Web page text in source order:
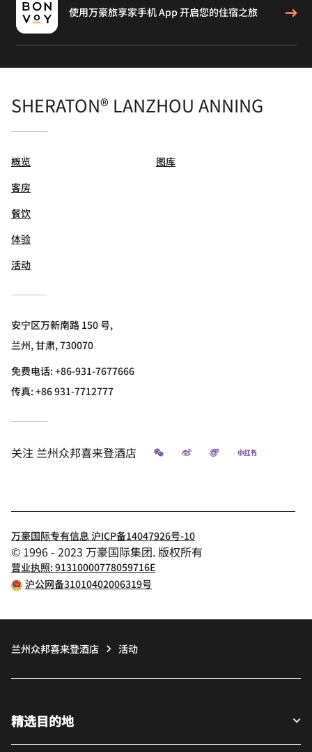
使用万豪旅享家手机 App 开启您的住宿之旅
SHERATON® LANZHOU ANNING
概览
客房
餐饮
体验
活动
图库
安宁区万新南路 150 号,
兰州, 甘肃, 730070
免费电话:+86-931-7677666
传真:+86 931-7712777
关注 兰州众邦喜来登酒店 微信 微博 飞猪 小红书
万豪国际专有信息 沪ICP备14047926号-10
© 1996 - 2023 万豪国际集团. 版权所有
营业执照: 91310000778059716E
沪公网备31010402006319号
兰州众邦喜来登酒店 活动
精选目的地